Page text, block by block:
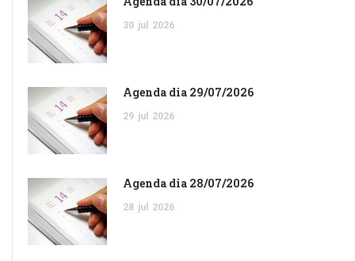
30 jul 2026
Agenda dia 29/07/2026
29 jul 2026
Agenda dia 28/07/2026
28 jul 2026